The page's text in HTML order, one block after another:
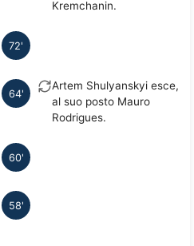
Kremchanin.
72'
64'
Artem Shulyanskyi esce,
al suo posto Mauro
Rodrigues.
60'
58'